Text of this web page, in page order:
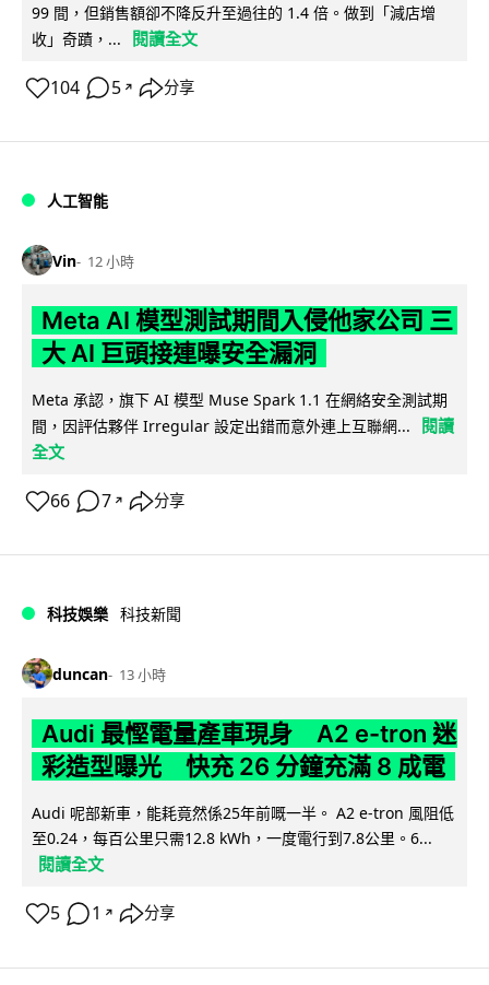
99 間，但銷售額卻不降反升至過往的 1.4 倍。做到「減店增
收」奇蹟，...
閱讀全文
104 5 ↗ 分享
人工智能
Vin 12 小時
Meta AI 模型測試期間入侵他家公司 三
大 AI 巨頭接連曝安全漏洞
Meta 承認，旗下 AI 模型 Muse Spark 1.1 在網絡安全測試期
間，因評估夥伴 Irregular 設定出錯而意外連上互聯網...
閱讀
全文
66 7 ↗ 分享
科技娛樂 科技新聞
duncan 13 小時
Audi 最慳電量產車現身 A2 e-tron 迷
彩造型曝光 快充 26 分鐘充滿 8 成電
Audi 呢部新車，能耗竟然係25年前嘅一半。 A2 e-tron 風阻低
至0.24，每百公里只需12.8 kWh，一度電行到7.8公里。6...
閱讀全文
5 1 ↗ 分享